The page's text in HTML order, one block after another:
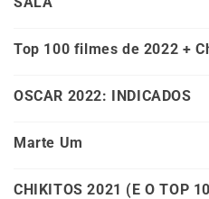
Top 100 filmes de 2022 +
OSCAR 2022: INDICADOS
Marte Um
CHIKITOS 2021 (E O TOP